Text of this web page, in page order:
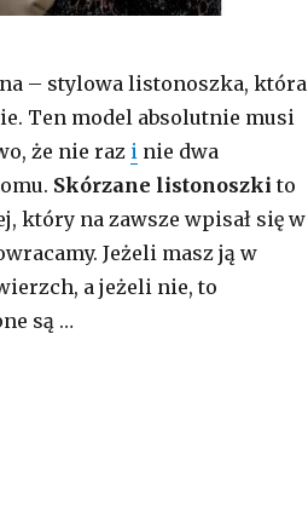
– stylowa listonoszka, która
Ten model absolutnie musi
że nie raz inie dwa
Skórzane listonoszki to
który na zawsze wpisał się w
Jeżeli masz ją w
a jeżeli nie, to
są …